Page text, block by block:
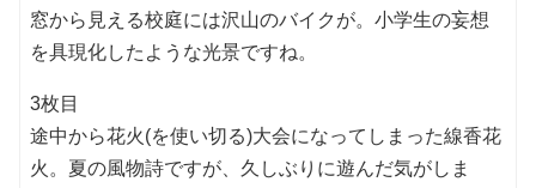
窓から見える校庭には沢山のバイクが。小学生の妄想
を具現化したような光景ですね。
3枚目
途中から花火(を使い切る)大会になってしまった線香花
火。夏の風物詩ですが、久しぶりに遊んだ気がしま